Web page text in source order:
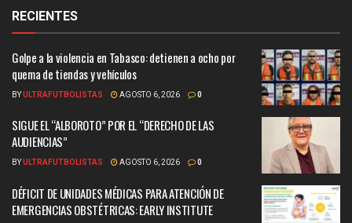
RECIENTES
Golpe a la violencia en Tabasco: detienen a ocho por
quema de tiendas y vehículos
BYULTRAFUTBOLISTAS AGOSTO 6, 2026 0
SIGUE EL “ALBOROTO” POR EL “DERECHO DE LAS
AUDIENCIAS”
BYULTRAFUTBOLISTAS AGOSTO 6, 2026 0
DÉFICIT DE UNIDADES MÉDICAS PARA ATENCIÓN DE
EMERGENCIAS OBSTÉTRICAS: EARLY INSTITUTE